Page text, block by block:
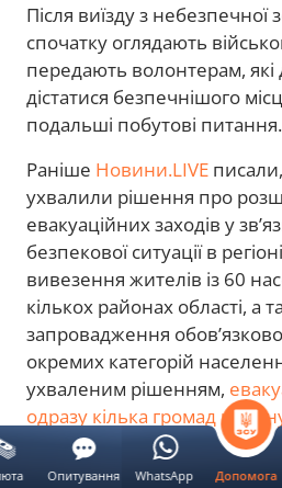
Після виїзду з
спочатку оглядають
передають волонтерам,
дістатися безпечнішого
подальші побутові питання.
Раніше Новини.LIVE
ухвалили рішення про
евакуаційних заходів у
безпекової ситуації в
вивезення жителів із 60
кількох районах області, а
запровадження
окремих категорій
ухваленим рішенням,
одразу кілька громад
у Шевченківській
Допомога
Опитування WhatsApp